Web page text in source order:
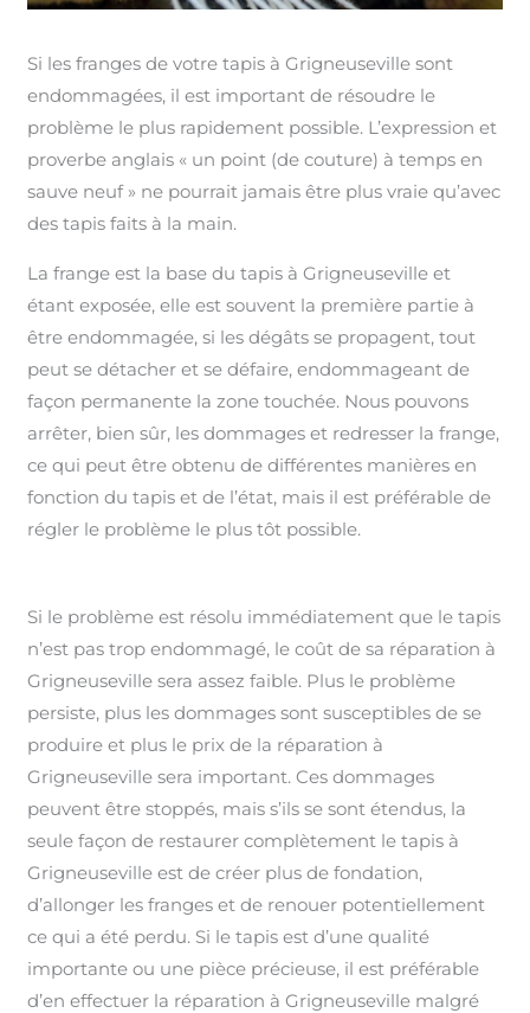
Si les franges de votre tapis à Grigneuseville sont
endommagées, il est important de résoudre le
problème le plus rapidement possible. L’expression et
proverbe anglais « un point (de couture) à temps en
sauve neuf » ne pourrait jamais être plus vraie qu’avec
des tapis faits à la main.
La frange est la base du tapis à Grigneuseville et
étant exposée, elle est souvent la première partie à
être endommagée, si les dégâts se propagent, tout
peut se détacher et se défaire, endommageant de
façon permanente la zone touchée. Nous pouvons
arrêter, bien sûr, les dommages et redresser la frange,
ce qui peut être obtenu de différentes manières en
fonction du tapis et de l’état, mais il est préférable de
régler le problème le plus tôt possible.
Si le problème est résolu immédiatement que le tapis
n’est pas trop endommagé, le coût de sa réparation à
Grigneuseville sera assez faible. Plus le problème
persiste, plus les dommages sont susceptibles de se
produire et plus le prix de la réparation à
Grigneuseville sera important. Ces dommages
peuvent être stoppés, mais s’ils se sont étendus, la
seule façon de restaurer complètement le tapis à
Grigneuseville est de créer plus de fondation,
d’allonger les franges et de renouer potentiellement
ce qui a été perdu. Si le tapis est d’une qualité
importante ou une pièce précieuse, il est préférable
d’en effectuer la réparation à Grigneuseville malgré